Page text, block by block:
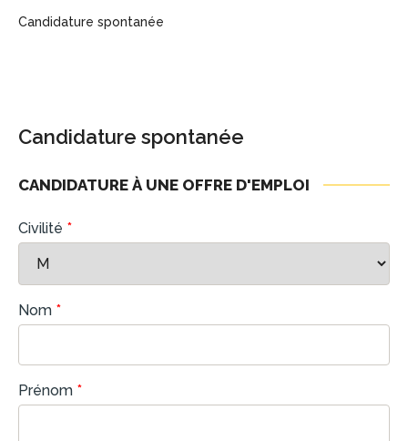
Candidature spontanée
Candidature spontanée
CANDIDATURE À UNE OFFRE D'EMPLOI
Civilité *
Nom *
Prénom *